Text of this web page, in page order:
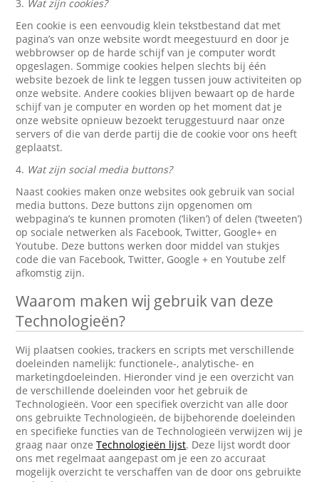
3. Wat zijn cookies?
Een cookie is een eenvoudig klein tekstbestand dat met
pagina’s van onze website wordt meegestuurd en door je
webbrowser op de harde schijf van je computer wordt
opgeslagen. Sommige cookies helpen slechts bij één
website bezoek de link te leggen tussen jouw activiteiten op
onze website. Andere cookies blijven bewaart op de harde
schijf van je computer en worden op het moment dat je
onze website opnieuw bezoekt teruggestuurd naar onze
servers of die van derde partij die de cookie voor ons heeft
geplaatst.
4. Wat zijn social media buttons?
Naast cookies maken onze websites ook gebruik van social
media buttons. Deze buttons zijn opgenomen om
webpagina’s te kunnen promoten (‘liken’) of delen (‘tweeten’)
op sociale netwerken als Facebook, Twitter, Google+ en
Youtube. Deze buttons werken door middel van stukjes
code die van Facebook, Twitter, Google + en Youtube zelf
afkomstig zijn.
Waarom maken wij gebruik van deze
Technologieën?
Wij plaatsen cookies, trackers en scripts met verschillende
doeleinden namelijk: functionele-, analytische- en
marketingdoeleinden. Hieronder vind je een overzicht van
de verschillende doeleinden voor het gebruik de
Technologieën. Voor een specifiek overzicht van alle door
ons gebruikte Technologieën, de bijbehorende doeleinden
en specifieke functies van de Technologieën verwijzen wij je
graag naar onzeTechnologieën lijst. Deze lijst wordt door
ons met regelmaat aangepast om je een zo accuraat
mogelijk overzicht te verschaffen van de door ons gebruikte